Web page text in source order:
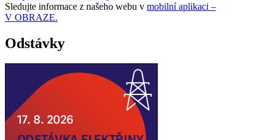
Sledujte informace z našeho webu v mobilní aplikaci –
V OBRAZE.
Odstávky